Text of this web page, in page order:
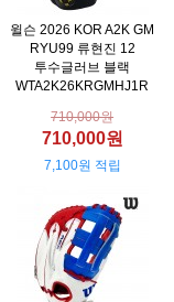
윌슨 2026 KOR A2K GM
RYU99 류현진 12
투수글러브 블랙
WTA2K26KRGMHJ1R
710,000원
710,000원
7,100원 적립